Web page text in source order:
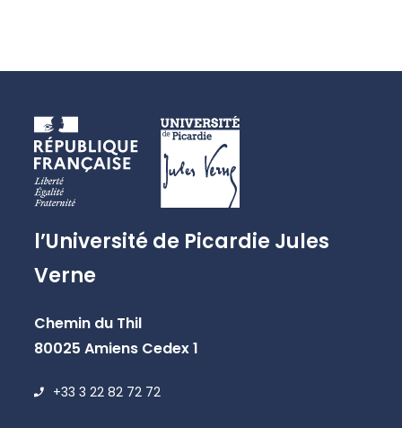
l’Université de Picardie Jules
Verne
Chemin du Thil
80025 Amiens Cedex 1
+33 3 22 82 72 72